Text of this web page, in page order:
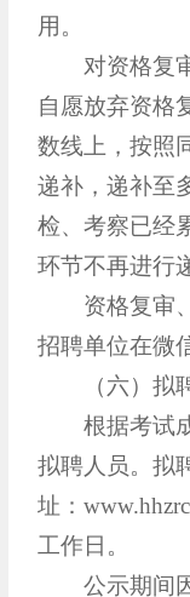
用。
对资格复
自愿放弃资格
数线上，按照
递补，递补至
检、考察已经
环节不再进行
资格复审
招聘单位在微
（六）拟
根据考试
拟聘人员。拟
址：
工作日。
公示期间